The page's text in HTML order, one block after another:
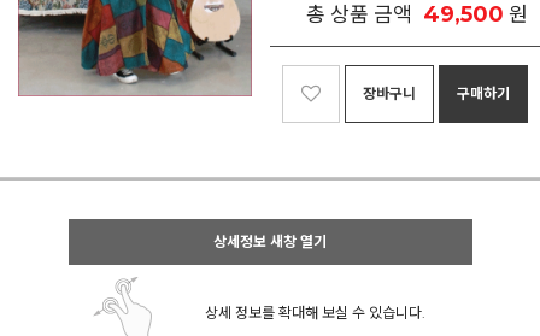
총 상품 금액 49,500 원
장바구니 구매하기
상세정보 새창 열기
상세 정보를 확대해 보실 수 있습니다.